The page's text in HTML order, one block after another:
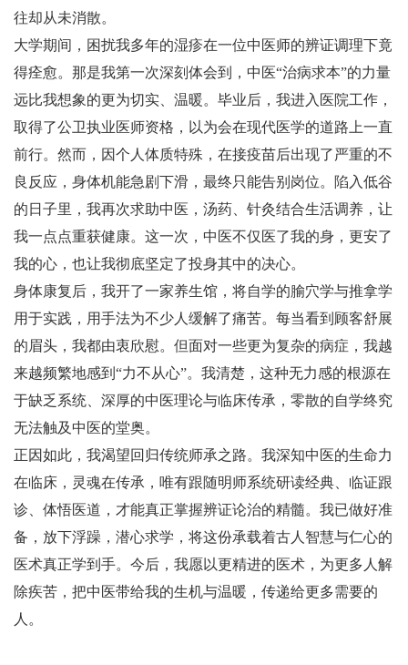
往却从未消散。
大学期间，困扰我多年的湿疹在一位中医师的辨证调理下竟
得痊愈。那是我第一次深刻体会到，中医“治病求本”的力量
远比我想象的更为切实、温暖。毕业后，我进入医院工作，
取得了公卫执业医师资格，以为会在现代医学的道路上一直
前行。然而，因个人体质特殊，在接疫苗后出现了严重的不
良反应，身体机能急剧下滑，最终只能告别岗位。陷入低谷
的日子里，我再次求助中医，汤药、针灸结合生活调养，让
我一点点重获健康。这一次，中医不仅医了我的身，更安了
我的心，也让我彻底坚定了投身其中的决心。
身体康复后，我开了一家养生馆，将自学的腧穴学与推拿学
用于实践，用手法为不少人缓解了痛苦。每当看到顾客舒展
的眉头，我都由衷欣慰。但面对一些更为复杂的病症，我越
来越频繁地感到“力不从心”。我清楚，这种无力感的根源在
于缺乏系统、深厚的中医理论与临床传承，零散的自学终究
无法触及中医的堂奥。
正因如此，我渴望回归传统师承之路。我深知中医的生命力
在临床，灵魂在传承，唯有跟随明师系统研读经典、临证跟
诊、体悟医道，才能真正掌握辨证论治的精髓。我已做好准
备，放下浮躁，潜心求学，将这份承载着古人智慧与仁心的
医术真正学到手。今后，我愿以更精进的医术，为更多人解
除疾苦，把中医带给我的生机与温暖，传递给更多需要的
人。